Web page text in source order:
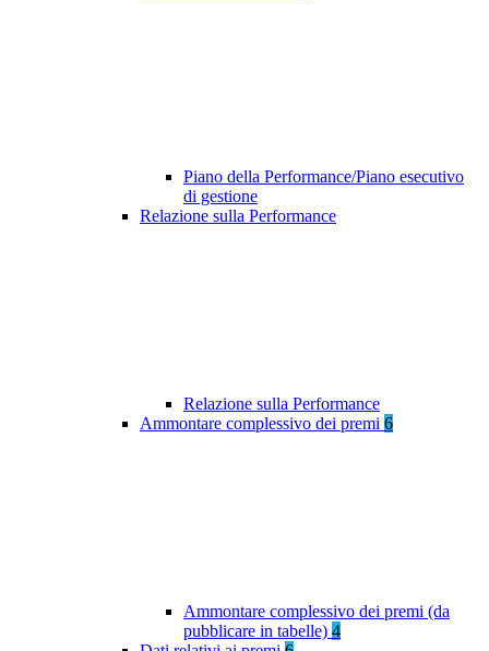
Piano della Performance/Piano esecutivo
di gestione
Relazione sulla Performance
Relazione sulla Performance
Ammontare complessivo dei premi 6
Ammontare complessivo dei premi (da
pubblicare in tabelle) 4